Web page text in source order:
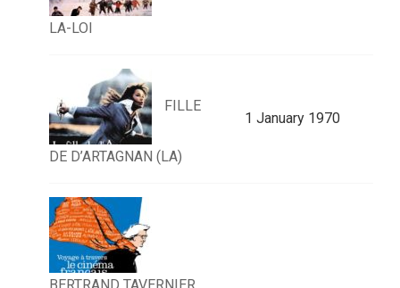
LA-LOI
FILLE
DE D’ARTAGNAN (LA)
1 January 1970